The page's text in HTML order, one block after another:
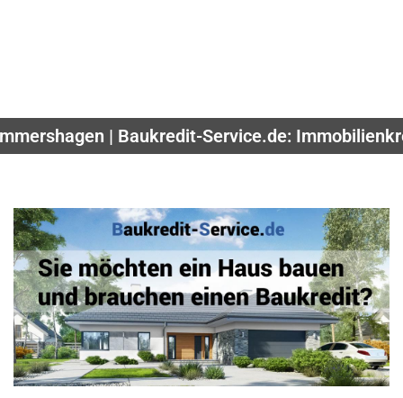
| Baukredit-Service.de: